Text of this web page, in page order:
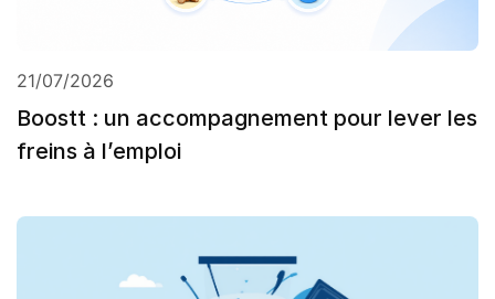
21/07/2026
Boostt : un accompagnement pour lever les
freins à l’emploi